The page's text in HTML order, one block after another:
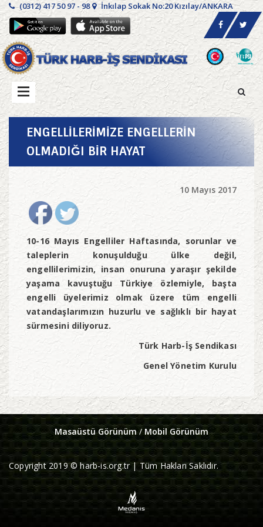
(0312) 417 50 97 - 98 İnkılap Sokak No:20 Kızılay/ANKARA
ENGELLİLERİMİZE ENGELLERİN
OLMADIĞI BİR HAYAT
10 Mayıs 2017
10-16 Mayıs Engelliler Haftasında, sorunlar ve
taleplerin konuşulduğu ülke değil,
engellilerimizin, insan onuruna yaraşır şekilde
yaşama kavuştuğu Türkiye özlemiyle, başta
engelli üyelerimiz olmak üzere tüm engelli
vatandaşlarımızın huzurlu ve sağlıklı bir hayat
sürmesini diliyoruz.
Türk Harb-İş Sendikası
Genel Yönetim Kurulu
Masaüstü Görünüm/ Mobil Görünüm
Copyright 2019 © harb-is.org.tr | Tüm Hakları Saklıdır.